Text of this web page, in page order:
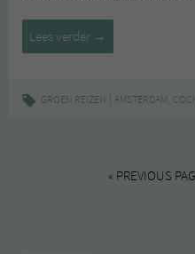
Lees verder So
T.
[ime]
Amsterdam
→
GROEN REIZEN AMSTERDAM,
« PREVIOUS